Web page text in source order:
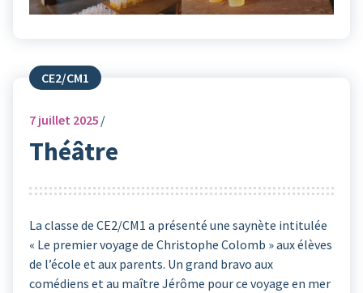
CE2/CM1
7 juillet 2025
Théâtre
La classe de CE2/CM1 a présenté une saynète intitulée
« Le premier voyage de Christophe Colomb » aux élèves
de l’école et aux parents. Un grand bravo aux
comédiens et au maître Jérôme pour ce voyage en mer